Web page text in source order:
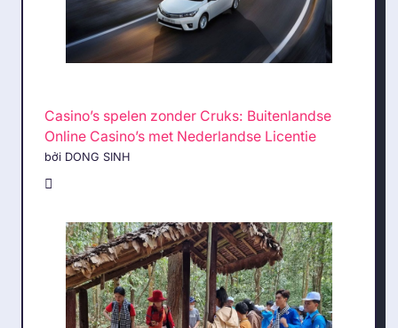
Casino’s spelen zonder Cruks: Buitenlandse
Online Casino’s met Nederlandse Licentie
bởi DONG SINH